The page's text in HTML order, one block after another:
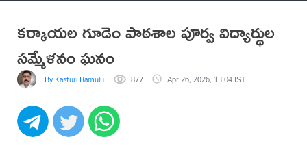
కర్కాయల గూడెం పాఠశాల పూర్వ విద్యార్థుల
సమ్మేళనం ఘనం
By Kasturi Ramulu 877 Apr 26, 2026, 13:04 IST